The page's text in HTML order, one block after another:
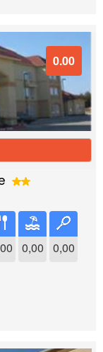
0.00
0,00 0,00